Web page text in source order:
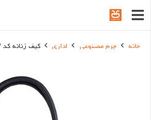
خانه چرم مصنوعی اداری کیف زنانه کد ۱۶۴-۲۰